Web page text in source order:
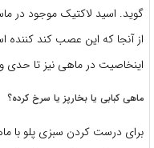
گوید. اسید لاکتیک موجود در
از آنجا که این عصب کند
اینخاصیت در ماهی نیز تا حدی
ماهی کبابی یا بخارپز یا سرخ کرده؟
برای درست کردن سبزی پلو با